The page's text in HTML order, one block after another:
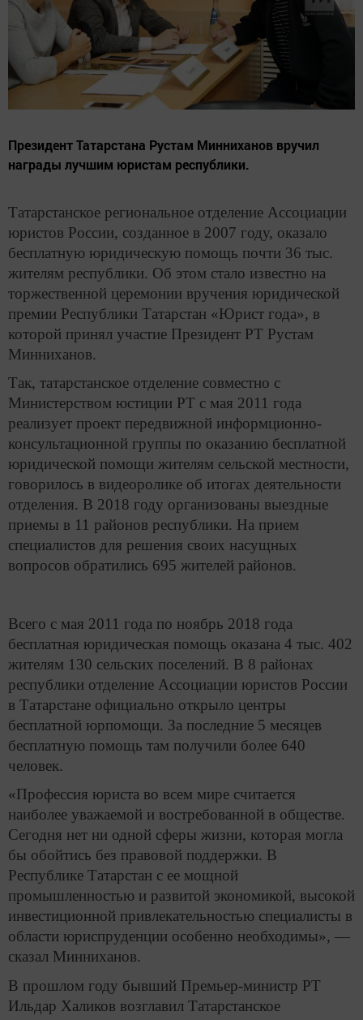
Президент Татарстана Рустам Минниханов вручил
награды лучшим юристам республики.
Татарстанское региональное отделение Ассоциации
юристов России, созданное в 2007 году, оказало
бесплатную юридическую помощь почти 36 тыс.
жителям республики. Об этом стало известно на
торжественной церемонии вручения юридической
премии Республики Татарстан «Юрист года», в
которой принял участие Президент РТ Рустам
Минниханов.
Так, татарстанское отделение совместно с
Министерством юстиции РТ с мая 2011 года
реализует проект передвижной информционно-
консультационной группы по оказанию бесплатной
юридической помощи жителям сельской местности,
говорилось в видеоролике об итогах деятельности
отделения. В 2018 году организованы выездные
приемы в 11 районов республики. На прием
специалистов для решения своих насущных
вопросов обратились 695 жителей районов.
Всего с мая 2011 года по ноябрь 2018 года
бесплатная юридическая помощь оказана 4 тыс. 402
жителям 130 сельских поселений. В 8 районах
республики отделение Ассоциации юристов России
в Татарстане официально открыло центры
бесплатной юрпомощи. За последние 5 месяцев
бесплатную помощь там получили более 640
человек.
«Профессия юриста во всем мире считается
наиболее уважаемой и востребованной в обществе.
Сегодня нет ни одной сферы жизни, которая могла
бы обойтись без правовой поддержки. В
Республике Татарстан с ее мощной
промышленностью и развитой экономикой, высокой
инвестиционной привлекательностью специалисты в
области юриспруденции особенно необходимы», —
сказал Минниханов.
В прошлом году бывший Премьер-министр РТ
Ильдар Халиков возглавил Татарстанское